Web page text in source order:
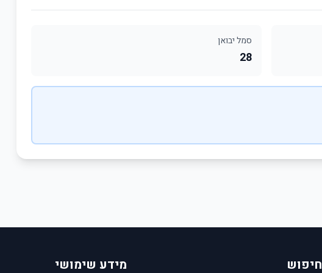
סמל יבואן
28
חיפוש מידע שימושי